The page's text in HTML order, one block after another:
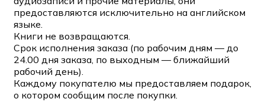
предоставляются исключительно на английском
языке.
Книги не возвращаются.
Срок исполнения заказа (по рабочим дням — до
24.00 дня заказа, по выходным — ближайший
рабочий день).
Каждому покупателю мы предоставляем подарок,
о котором сообщим после покупки.